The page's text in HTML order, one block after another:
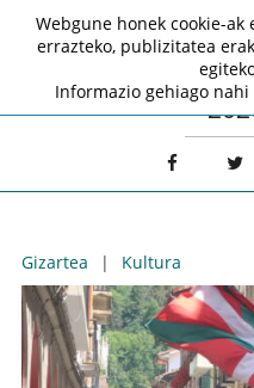
Gizartea | Kultura
Webgune honek cookie-
errazteko, publizitatea
Informazio gehiago